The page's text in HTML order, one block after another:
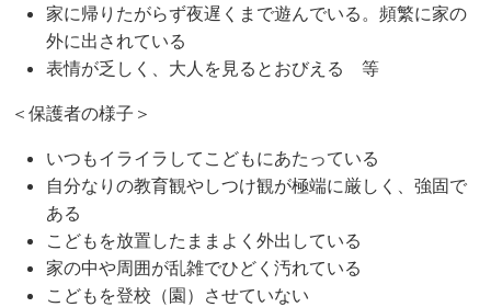
家に帰りたがらず夜遅くまで遊んでいる。頻繁に家の
外に出されている
表情が乏しく、大人を見るとおびえる 等
＜保護者の様子＞
いつもイライラしてこどもにあたっている
自分なりの教育観やしつけ観が極端に厳しく、強固で
ある
こどもを放置したままよく外出している
家の中や周囲が乱雑でひどく汚れている
こどもを登校（園）させていない